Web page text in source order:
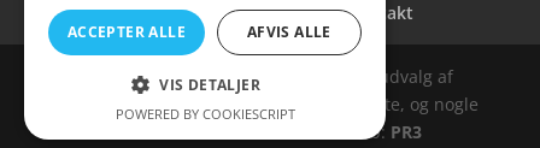
Cookie- og privatlivspolitik Kontakt
Denne hjemmeside samler et bredt udvalg af
spændende varer. Siden er et affiiliatesite, og nogle
links kan være affiliatelinks. Web: PR3
ACCEPTER ALLE AFVIS ALLE
VIS DETALJER
POWERED BY COOKIESCRIPT